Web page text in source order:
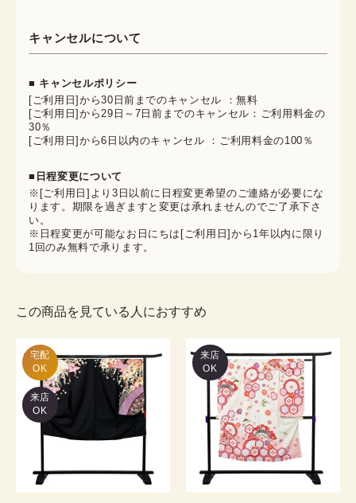
キャンセルについて
■ キャンセルポリシー
[ご利用日]から30日前までのキャンセル ：無料
[ご利用日]から29日～7日前までのキャンセル：ご利用料金の
30％
[ご利用日]から6日以内のキャンセル ：ご利用料金の100％
■日程変更について
※[ご利用日]より3日以前に日程変更希望のご連絡が必要にな
ります。期限を過ぎますと変更は承れませんのでご了承下さ
い。
※日程変更が可能なお日にちは[ご利用日]から1年以内に限り
1回のみ無料で承ります。
この商品を見ている人におすすめ
宅配
OK
来店
OK
来店
OK